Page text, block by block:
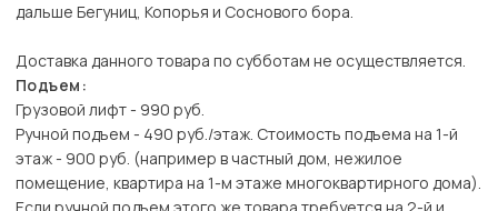
дальше Бегуниц, Копорья и Соснового бора.
Доставка данного товара по субботам не осуществляется.
Подъем:
Грузовой лифт - 990 руб.
Ручной подъем - 490 руб./этаж. Стоимость подъема на 1-й
этаж - 900 руб. (например в частный дом, нежилое
помещение, квартира на 1-м этаже многоквартирного дома).